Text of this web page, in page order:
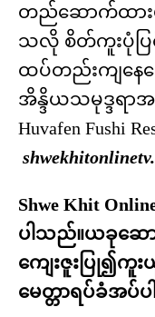
တည်ဆောက်ထားပ
သလို စိတ်ကူးပုံပ
ထပ်တည်းကျနေ
အိန္ဒိယသမုဒ္ဒရာ
Huvafen Fushi
Shwe Khit
ပါသည်။ယခုဆောင်
ကျေးဇူးပြု၍ကူး
မေတ္တာရပ်ခံအပ်